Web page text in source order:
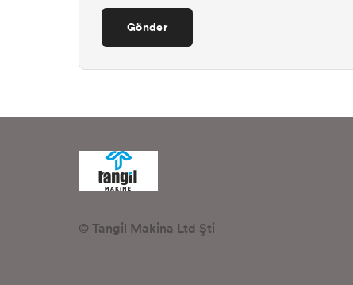
Gönder
© Tangil Makina Ltd Şti